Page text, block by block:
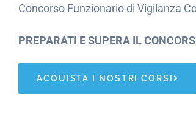
Concorso Funzionario di Vigilanza
PREPARATI E SUPERA IL
ACQUISTA I NOSTRI CORSI